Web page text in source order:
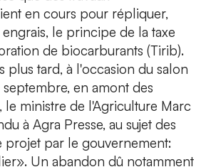
en cours pour répliquer,
le principe de la taxe
de biocarburants (Tirib).
plus tard, à l'occasion du salon
en amont des
le ministre de l'Agriculture Marc
à Agra Presse, au sujet des
projet par le gouvernement:
Un abandon dû notamment